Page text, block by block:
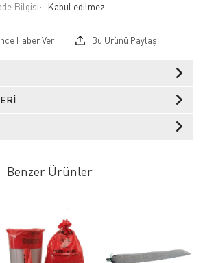
Bilgisi:
Haber Ver Bu Ürünü Paylaş
Benzer Ürünler